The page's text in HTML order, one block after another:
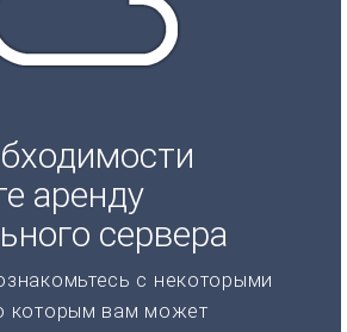
аренду
сервера
с некоторыми
которым вам может